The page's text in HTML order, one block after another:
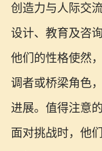
创造力与人际交
设计、教育及咨
他们的性格使然
调者或桥梁角色
进展。值得注意
面对挑战时，他